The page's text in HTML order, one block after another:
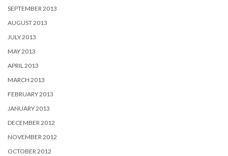
SEPTEMBER 2013
AUGUST 2013
JULY 2013
MAY 2013
APRIL 2013
MARCH 2013
FEBRUARY 2013
JANUARY 2013
DECEMBER 2012
NOVEMBER 2012
OCTOBER 2012